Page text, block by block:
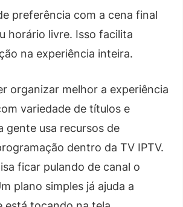
preferência com a cena final
horário livre. Isso facilita
na experiência inteira.
organizar melhor a experiência
variedade de títulos e
gente usa recursos de
dentro da TV IPTV.
ficar pulando de canal o
plano simples já ajuda a